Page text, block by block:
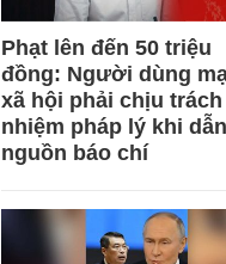
Phạt lên đến 50 triệu
đồng: Người dùng
xã hội phải chịu trách
nhiệm pháp lý khi dẫn
nguồn báo chí